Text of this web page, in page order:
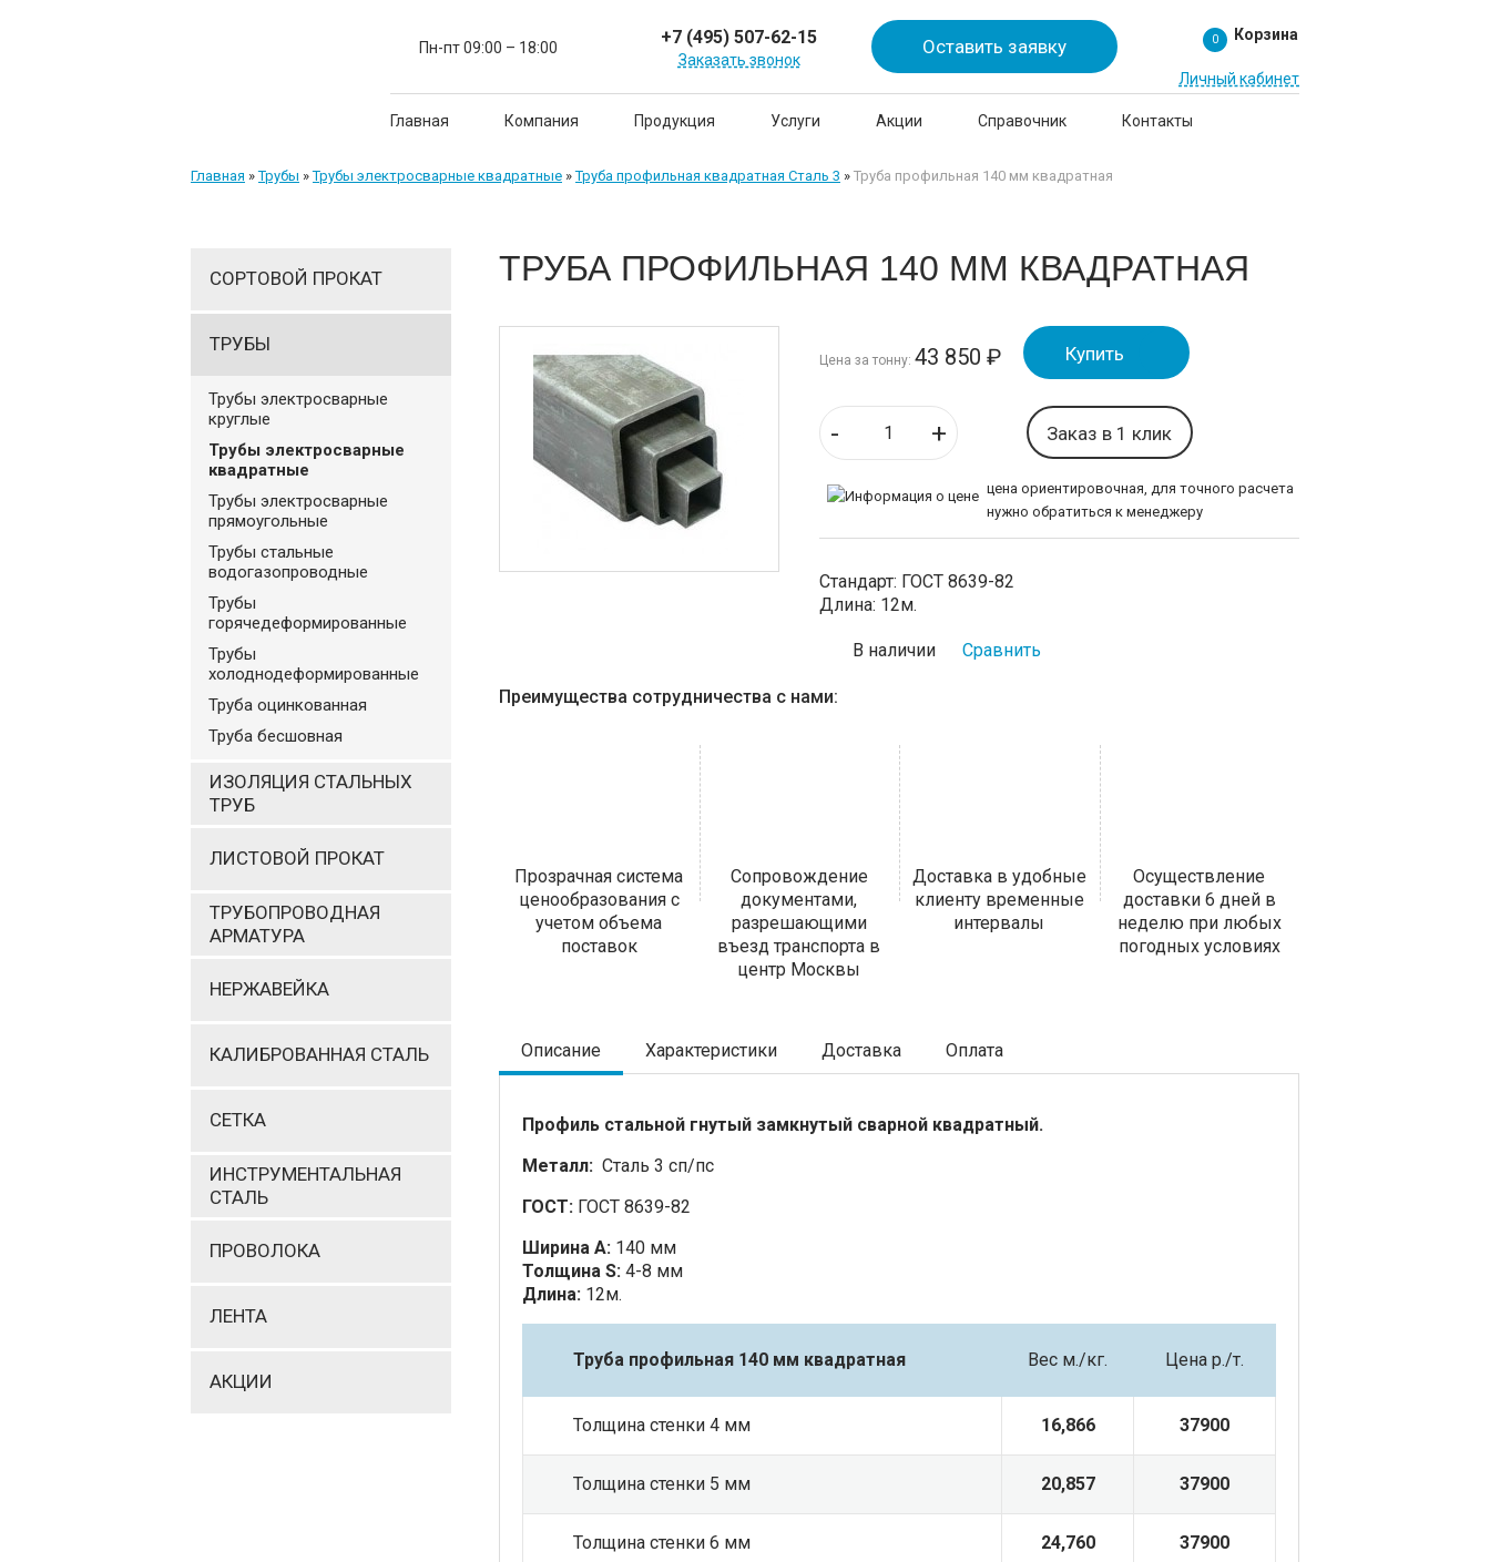
Пн-пт 09:00 – 18:00 +7 (495) 507-62-15
Заказать звонок
Оставить заявку
Корзина
0
Личный кабинет
Главная Компания Продукция Услуги Акции Справочник Контакты
Главная »Трубы »Трубы электросварные квадратные »Труба профильная квадратная Сталь 3 » Труба профильная 140 мм квадратная
СОРТОВОЙ ПРОКАТ
ТРУБЫ
Трубы электросварные
круглые
Трубы электросварные
квадратные
Трубы электросварные
прямоугольные
Трубы стальные
водогазопроводные
Трубы
горячедеформированные
Трубы
холоднодеформированные
Труба оцинкованная
Труба бесшовная
ИЗОЛЯЦИЯ СТАЛЬНЫХ
ТРУБ
ЛИСТОВОЙ ПРОКАТ
ТРУБОПРОВОДНАЯ
АРМАТУРА
НЕРЖАВЕЙКА
КАЛИБРОВАННАЯ СТАЛЬ
СЕТКА
ИНСТРУМЕНТАЛЬНАЯ
СТАЛЬ
ПРОВОЛОКА
ЛЕНТА
АКЦИИ
ТРУБА ПРОФИЛЬНАЯ 140 ММ КВАДРАТНАЯ
Цена за тонну: 43 850 ₽ Купить
- + Заказ в 1 клик
цена ориентировочная, для точного расчета
нужно обратиться к менеджеру
Стандарт: ГОСТ 8639-82
Длина: 12м.
В наличии Сравнить
Преимущества сотрудничества с нами:
Прозрачная система
ценообразования с
учетом объема
поставок
Сопровождение
документами,
разрешающими
въезд транспорта в
центр Москвы
Доставка в удобные
клиенту временные
интервалы
Осуществление
доставки 6 дней в
неделю при любых
погодных условиях
Описание Характеристики Доставка Оплата
Профиль стальной гнутый замкнутый сварной квадратный.
Металл: Сталь 3 сп/пс
ГОСТ: ГОСТ 8639-82
Ширина А: 140 мм
Толщина S: 4-8 мм
Длина: 12м.
Труба профильная 140 мм квадратная Вес м./кг. Цена р./т.
Толщина стенки 4 мм 16,866 37900
Толщина стенки 5 мм 20,857 37900
Толщина стенки 6 мм 24,760 37900